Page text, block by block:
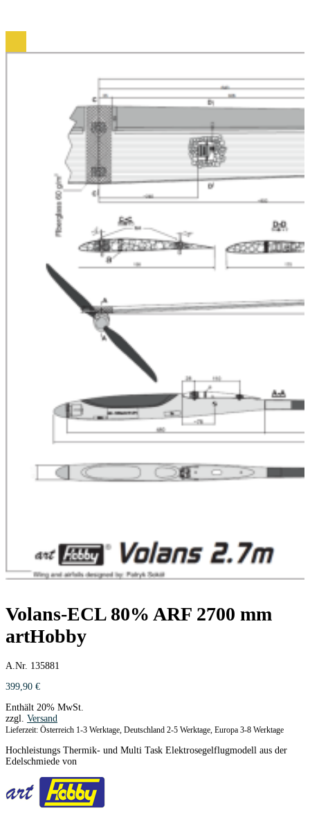
Volans-ECL 80% ARF 2700 mm
artHobby
A.Nr. 135881
399,90 €
Enthält 20% MwSt.
zzgl. Versand
Lieferzeit: Österreich 1-3 Werktage, Deutschland 2-5 Werktage, Europa 3-8 Werktage
Hochleistungs Thermik- und Multi Task Elektrosegelflugmodell aus der
Edelschmiede von